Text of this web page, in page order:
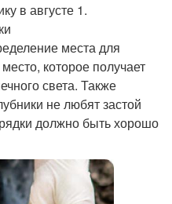
в августе 1.
места для
которое получает
света. Также
не любят застой
должно быть хорошо